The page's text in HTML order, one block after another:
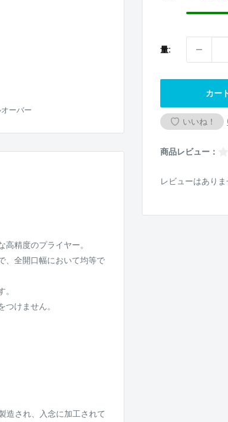
ーバー
量:
カー
いいね！
商品レビュー：
レビューはあり
精度のプライヤー。
、全開口幅において均等で
けません。
造され、入念に加工されて